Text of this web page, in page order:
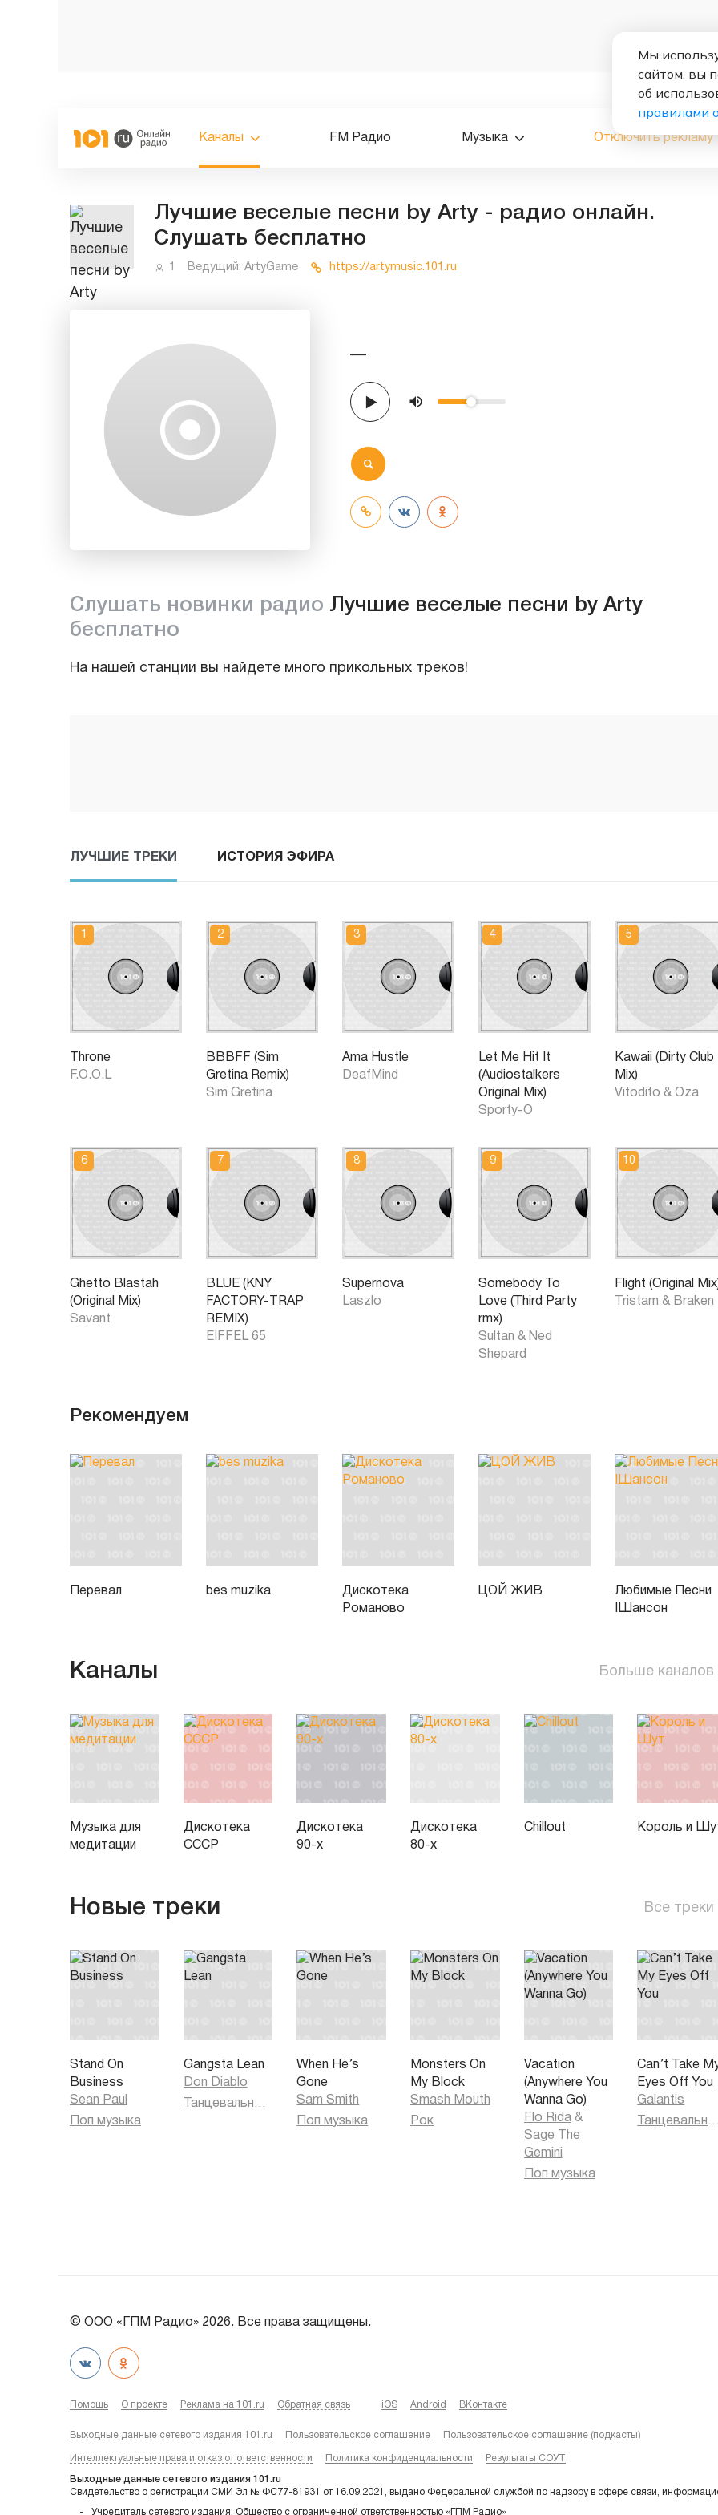
Каналы FM Радио Музыка Отключить рекламу
Лучшие веселые песни by Arty - радио онлайн.
Слушать бесплатно
1 Ведущий: ArtyGame https://artymusic.101.ru
—
Слушать новинки радио Лучшие веселые песни by Arty
бесплатно
На нашей станции вы найдете много прикольных треков!
ЛУЧШИЕ ТРЕКИ ИСТОРИЯ ЭФИРА
Throne
F.O.O.L
BBBFF (Sim
Gretina Remix)
Sim Gretina
Ama Hustle
DeafMind
Let Me Hit It
(Audiostalkers
Original Mix)
Sporty-O
Kawaii (Dirty Club
Mix)
Vitodito & Oza
Ghetto Blastah
(Original Mix)
Savant
BLUE (KNY
FACTORY-TRAP
REMIX)
EIFFEL 65
Supernova
Laszlo
Somebody To
Love (Third Party
rmx)
Sultan & Ned
Shepard
Flight (Original
Tristam & Braken
Рекомендуем
Перевал bes muzika
Дискотека
Романово
ЦОЙ ЖИВ
Любимые Песни
IШансон
Каналы Больше каналов
Музыка для
медитации
Дискотека
СССР
Дискотека
90-х
Дискотека
80-х
Chillout Король и
Новые треки Все треки
Stand On
Business
Sean Paul
Поп музыка
Gangsta Lean
Don Diablo
Танцевальная музыка
When He’s
Gone
Sam Smith
Поп музыка
Monsters On
My Block
Smash Mouth
Рок
Vacation
(Anywhere You
Wanna Go)
Flo Rida &
Sage The
Gemini
Поп музыка
Can’t Take
Eyes Off You
Galantis
Танцевальная
© ООО «ГПМ Радио» 2026. Все права защищены.
Помощь О проекте Реклама на 101.ru Обратная связь iOS Android ВКонтакте
Выходные данные сетевого издания 101.ru Пользовательское соглашение Пользовательское соглашение (подкасты)
Интеллектуальные права и отказ от ответственности Политика конфиденциальности Результаты СОУТ
Выходные данные сетевого издания 101.ru
Свидетельство о регистрации СМИ Эл № ФС77-81931 от 16.09.2021, выдано Федеральной службой по надзору в сфере связи,
Учредитель сетевого издания: Общество с ограниченной ответственностью «ГПМ Радио»
Мы
сайтом, вы
об
правилами